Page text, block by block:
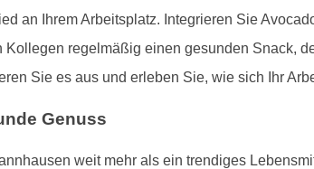
an Ihrem Arbeitsplatz. Integrieren Sie
Kollegen regelmäßig einen gesunden Snack,
Sie es aus und erleben Sie, wie sich Ihr
Genuss
weit mehr als ein trendiges